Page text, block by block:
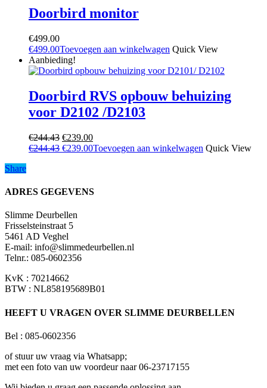
meerdere
variaties.
kan
worden
de
productpagina
Doorbird monitor
€499.00
€499.00Toevoegen aan winkelwagen Quick View
Aanbieding!
Doorbird RVS opbouw behuizing
voor D2102 /D2103
€244.43 Oorspronkelijke
prijs
€239.00Huidige
prijs
€244.43 Oorspronkelijke
€239.00Huidige
Toevoegen aan winkelwagen Quick View
Share
Share
ADRES GEGEVENS
Slimme Deurbellen
Frisselsteinstraat 5
5461 AD Veghel
E-mail: info@slimmedeurbellen.nl
Telnr.: 085-0602356
KvK : 70214662
BTW : NL858195689B01
HEEFT U VRAGEN OVER SLIMME DEURBELLEN
Bel : 085-0602356
of stuur uw vraag via Whatsapp;
met een foto van uw voordeur naar 06-23717155